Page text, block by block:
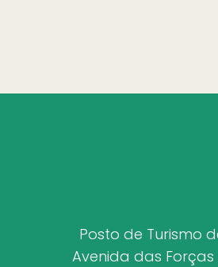
Posto de Turismo
Avenida das